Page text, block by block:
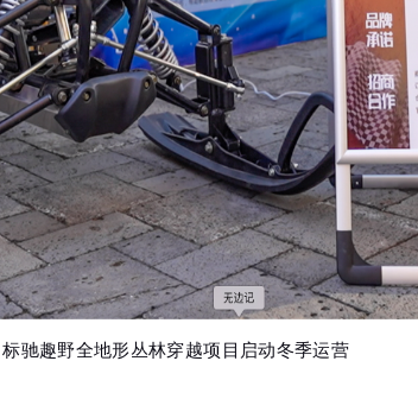
驰趣野全地形丛林穿越项目启动冬季运营